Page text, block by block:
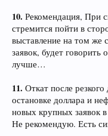
10. Рекомендация, При
стремится пойти в
выставление на том же
заявок, будет
лучше…
11. Откат после
остановке доллара и
новых крупных заявок
Не рекомендую. Есть